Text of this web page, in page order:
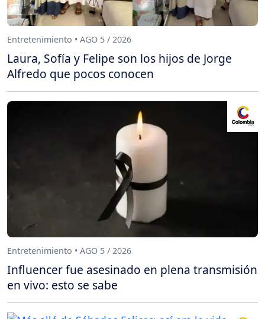
Entretenimiento • AGO 5 / 2026
Laura, Sofía y Felipe son los hijos de Jorge
Alfredo que pocos conocen
Entretenimiento • AGO 5 / 2026
Influencer fue asesinado en plena transmisión
en vivo: esto se sabe